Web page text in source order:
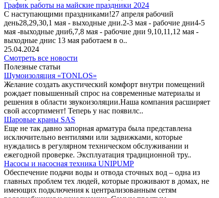
График работы на майские праздники 2024
С наступающими праздниками!27 апреля рабочий
день28,29,30,1 мая - выходные дни.2-3 мая - рабочие дни4-5
мая -выходные дни6,7,8 мая - рабочие дни 9,10,11,12 мая -
выходные днис 13 мая работаем в о..
25.04.2024
Смотреть все новости
Полезные статьи
Шумоизоляция «TONLOS»
Желание создать акустический комфорт внутри помещений
рождает повышенный спрос на современные материалы и
решения в области звукоизоляции.Наша компания расширяет
свой ассортимент! Теперь у нас появилс..
Шаровые краны SAS
Еще не так давно запорная арматура была представлена
исключительно вентилями или задвижками, которые
нуждались в регулярном техническом обслуживании и
ежегодной проверке. Эксплуатация традиционной тру..
Насосы и насосная техника UNIPUMP
Обеспечение подачи воды и отвода сточных вод – одна из
главных проблем тех людей, которые проживают в домах, не
имеющих подключения к централизованным сетям